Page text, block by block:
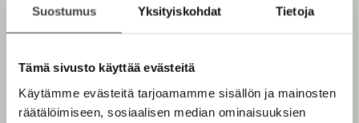
Suostumus Yksityiskohdat Tietoja
Tämä sivusto käyttää evästeitä
Käytämme evästeitä tarjoamamme sisällön ja mainosten
räätälöimiseen, sosiaalisen median ominaisuuksien
Tapani Bagge
Kuva: Sabrina Bqain